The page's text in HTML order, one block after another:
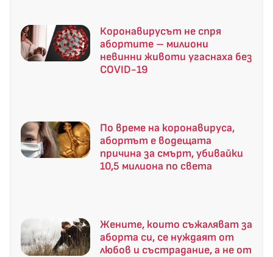
Коронавирусът не спря
абортите – милиони
невинни животи угаснаха без
COVID-19
По време на коронавируса,
абортът е водещата
причина за смърт, убивайки
10,5 милиона по света
Жените, които съжаляват за
аборта си, се нуждаят от
любов и състрадание, а не от